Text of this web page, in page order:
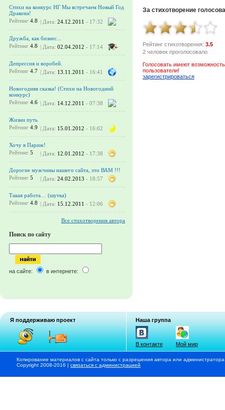
Стихи на конкурс НГ Мы встречаем Новый Год
Дракона!
Рейтинг 4.8 | Дата: 24.12.2011 - 17:32
Дружба, как бизнес...
Рейтинг 4.8 | Дата: 02.04.2012 - 17:14
Депрессия и воробей.
Рейтинг 4.7 | Дата: 13.11.2011 - 16:41
Новогодняя сказка! (Стихи на Новогодний
конкурс)
Рейтинг 4.6 | Дата: 14.12.2011 - 07:38
Жизни путь
Рейтинг 4.9 | Дата: 15.01.2012 - 16:02
Хочу в Париж!
Рейтинг 5 | Дата: 12.01.2012 - 17:38
Дорогие мужчины нашего сайта, это ВАМ !!!
Рейтинг 5 | Дата: 24.02.2013 - 18:57
Такая работа… (шутка)
Рейтинг 4.8 | Дата: 15.12.2011 - 12:06
Все стихотворения автора
Поиск по сайту
на сайте: в интернете:
За стихотворение
Рейтинг стихотворения: 3.5
2 человек проголосовало
Голосовать имеют
пользователи!
зарегистрироваться
Я поддерживаю проект Наша группа
В контакте Мой мир
Копирование материалов с сайта только с разрешения автора или
Copyright 2008-2016 | связаться с администрацией